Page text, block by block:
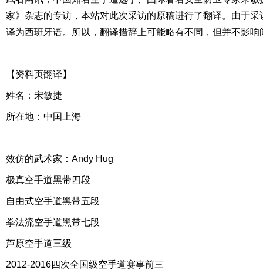
家》杂志的专访，本站对此次采访的原稿进行了翻译。由于
译为西班牙语。所以，翻译措辞上可能略有不同，但并不影响
【资料页翻译】
姓名：宋敏捷
所在地：中国上海
效仿的武术家：Andy Hug
极真空手道黑带四段
自由式空手道黑带五段
拳法流空手道黑带七段
芦原空手道三级
2012-2016四次全国级空手道赛事前三